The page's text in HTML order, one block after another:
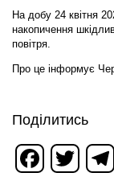
На добу 24 квітня
накопичення
повітря.
Про це інформує
Поділитись
Facebook
Twitter